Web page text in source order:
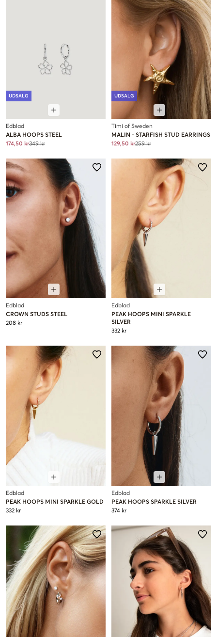
UDSALG
Edblad
ALBA HOOPS STEEL
174,50 kr349 kr
UDSALG
Timi of Sweden
MALIN - STARFISH STUD EARRINGS
129,50 kr259 kr
Edblad
CROWN STUDS STEEL
208 kr
Edblad
PEAK HOOPS MINI SPARKLE
SILVER
332 kr
Edblad
PEAK HOOPS MINI SPARKLE GOLD
332 kr
Edblad
PEAK HOOPS SPARKLE SILVER
374 kr